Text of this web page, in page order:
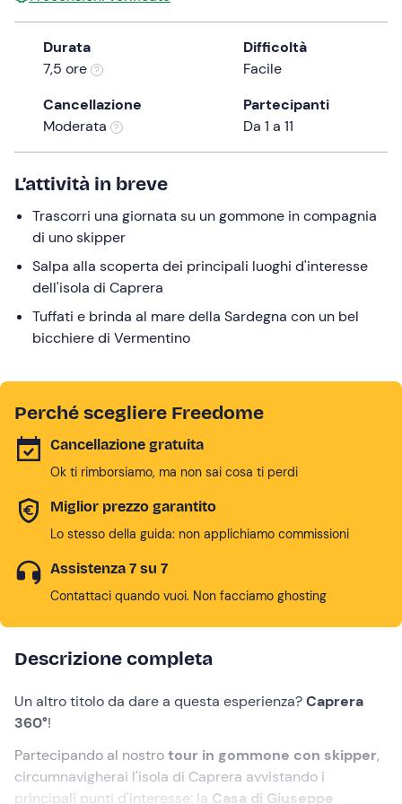
the
question
mark
the
shortcuts
for
changing
dates.
Durata
7,5 ore
Difficoltà
Facile
Cancellazione
Moderata
Partecipanti
Da 1 a 11
L’attività in breve
Trascorri una giornata su un gommone in compagnia
di uno skipper
Salpa alla scoperta dei principali luoghi d'interesse
dell'isola di Caprera
Tuffati e brinda al mare della Sardegna con un bel
bicchiere di Vermentino
Perché scegliere Freedome
Cancellazione gratuita
Ok ti rimborsiamo, ma non sai cosa ti perdi
Miglior prezzo garantito
Lo stesso della guida: non applichiamo commissioni
Assistenza 7 su 7
Contattaci quando vuoi. Non facciamo ghosting
Descrizione completa
Un altro titolo da dare a questa esperienza?Caprera
360°!
Partecipando al nostrotour in gommone con skipper,
circumnavigherai l'isola di Caprera avvistando i
principali punti d'interesse: la Casa di Giuseppe